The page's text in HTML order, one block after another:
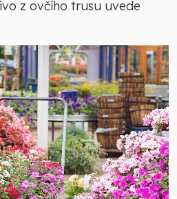
z ovčího trusu uvede